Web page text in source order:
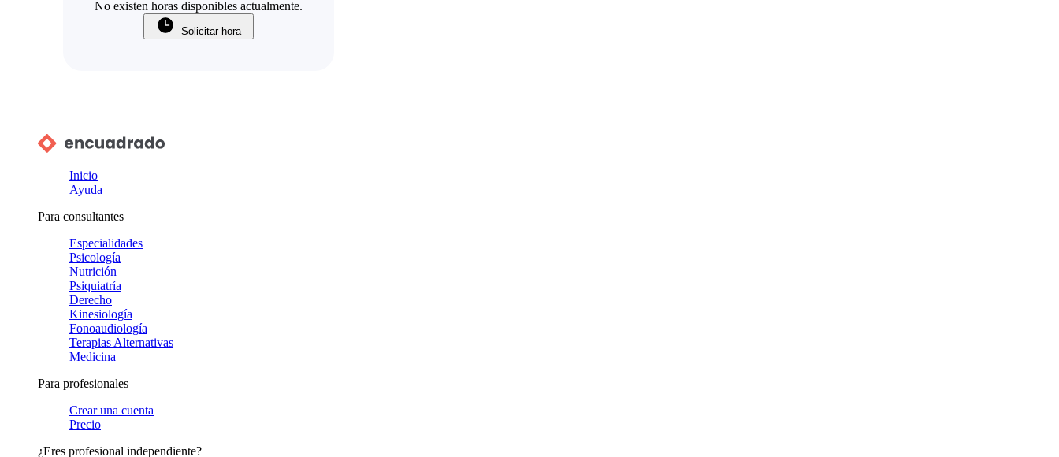
No existen horas disponibles actualmente.
Solicitar hora
Inicio
Ayuda
Para consultantes
Especialidades
Psicología
Nutrición
Psiquiatría
Derecho
Kinesiología
Fonoaudiología
Terapias Alternativas
Medicina
Para profesionales
Crear una cuenta
Precio
¿Eres profesional independiente?